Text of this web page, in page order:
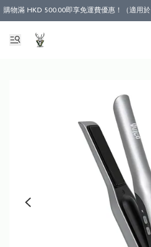
購物滿 HKD 500.00即享免運費優惠！（適用